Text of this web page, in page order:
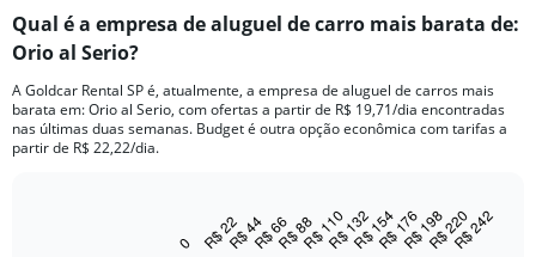
Range:
91
The
chart
has
Qual é a empresa de aluguel de carro mais barata de:
Orio al Serio?
A Goldcar Rental SP é, atualmente, a empresa de aluguel de carros mais
barata em: Orio al Serio, com ofertas a partir de R$ 19,71/dia encontradas
nas últimas duas semanas. Budget é outra opção econômica com tarifas a
partir de R$ 22,22/dia.
0 R$ 176
R$ 22R$ 44R$ 66R$ 88R$ 110R$ 132R$ 154R$ 198R$ 220R$ 242